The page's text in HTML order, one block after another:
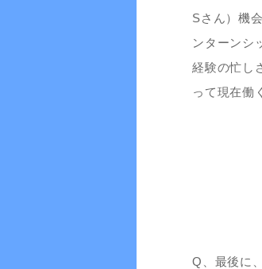
Sさん）機
ンターンシ
経験の忙し
って現在働
Q、最後に